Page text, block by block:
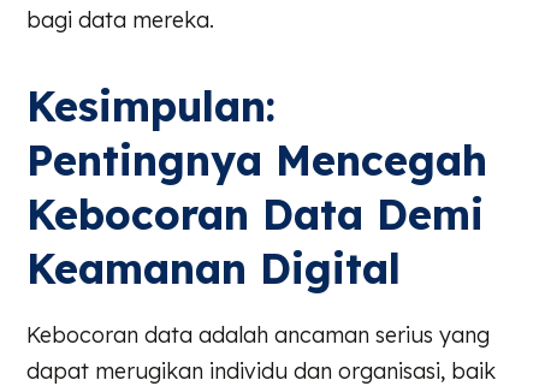
bagi data mereka.
Kesimpulan:
Pentingnya Mencegah
Kebocoran Data Demi
Keamanan Digital
Kebocoran data adalah ancaman serius yang
dapat merugikan individu dan organisasi, baik